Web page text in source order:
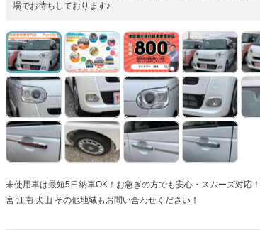
場でお待ちしております♪
未使用車は最短5日納車OK！お急ぎの方でも安心・スムーズ対応
宮 江南 犬山 その他地域もお問い合わせください！